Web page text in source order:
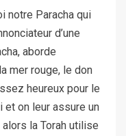
notre Paracha qui
d’une
aborde
mer rouge, le don
heureux pour le
et on leur assure un
la Torah utilise